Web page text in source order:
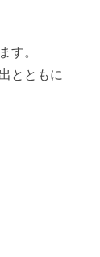
す。
とともに